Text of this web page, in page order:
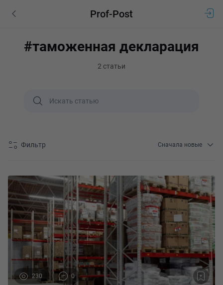
Prof-Post
#таможенная декларация
2 статьи
Фильтр Сначала новые
230 0